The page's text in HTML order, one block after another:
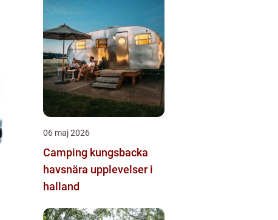
06 maj 2026
Camping kungsbacka
havsnära upplevelser i
halland